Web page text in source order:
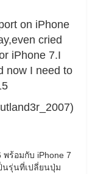
on iPhone
cried
iPhone 7.I
now I need to
พร้อมกับ iPhone 7
นรุ่นที่เปลี่ยนปุ่ม